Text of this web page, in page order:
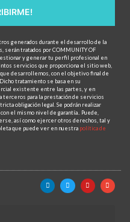
generados durante el desarrollo de la
serán tratados por COMMUNITY OF
y generar tu perfil profesional en
servicios que proporciona el sitio web,
desarrollemos, con el objetivo final de
tratamiento se basa en su
existente entre las partes, y en
terceros para la prestación de servicios
obligación legal. Se podrán realizar
el mismo nivel de garantía.. Puede,
así como ejercer otros derechos, tal y
que puede ver en nuestra política de